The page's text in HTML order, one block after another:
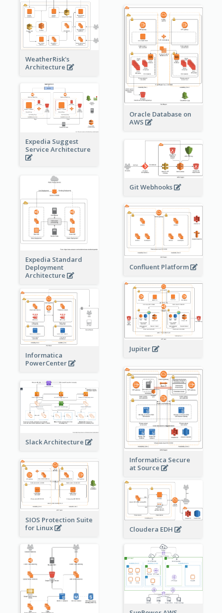
WeatherRisk's
Architecture
Oracle Database on
AWS
Expedia Suggest
Service Architecture
Git Webhooks
Expedia Standard
Deployment
Architecture
Confluent Platform
Jupiter
Informatica
PowerCenter
Informatica Secure
at Source
Slack Architecture
SIOS Protection Suite
for Linux
Cloudera EDH